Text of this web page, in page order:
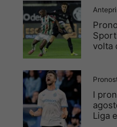
volta
I
Liga